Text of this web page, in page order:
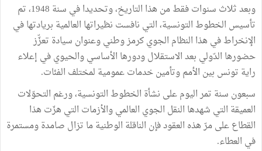
وبعد ثلاث سنوات فقط من هذا التاريخ، وتحديدا في سنة 1948، تم
تأسيس الخطوط التونسية، التي نافست نظيراتها العالمية بريادتها في
الإنخراط في هذا النظام الجوي كرمز وطني وعنوان سيادة تعزّّز
حضورها الدّولي بعد الاستقلال ودورها الأساسي والحيوي في إعلاء
راية تونس بين الأمم وتأمين خدمات عمومية لمختلف الفئات.
سبعون سنة تمر اليوم على نشأة الخطوط التونسية، ورغم التحوّلات
العميقة التي شهدها النقل الجوي العالمي والأزمات التي هزّت هذا
القطاع على مرّ هذه العقود فإن الناقلة الوطنية ما تزال صامدة ومستمرة
في العطاء.